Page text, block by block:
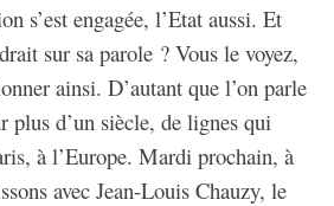
s’est engagée, l’Etat aussi. Et
sur sa parole ? Vous le voyez,
ainsi. D’autant que l’on parle
plus d’un siècle, de lignes qui
à l’Europe. Mardi prochain, à
avec Jean-Louis Chauzy, le